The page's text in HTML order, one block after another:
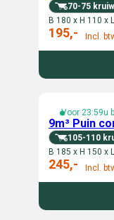
70-75
B 180 x H 110 x
195,- Incl.
Voor 23:59u
105-110
9m³ Puin
B 185 x H 150 x
245,- Incl.